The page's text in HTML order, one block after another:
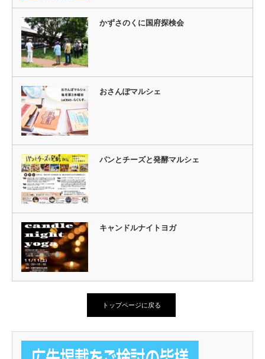
かずさのくに国府探検会
おさんぽマルシェ
パンとチーズと発酵マルシェ
キャンドルナイトヨガ
トップページに戻る